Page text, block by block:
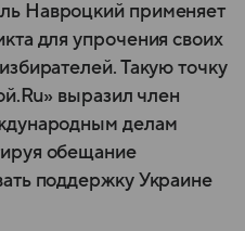
Навроцкий применяет
для упрочения своих
Такую точку
выразил член
делам
обещание
поддержку Украине